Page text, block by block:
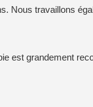
Nous travaillons
est grandement